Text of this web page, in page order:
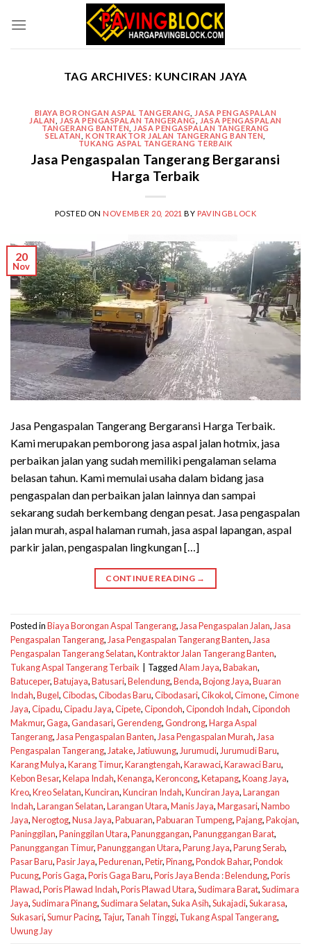
TAG ARCHIVES: KUNCIRAN JAYA
BIAYA BORONGAN ASPAL TANGERANG
JASA PENGASPALAN
JALAN
JASA PENGASPALAN TANGERANG
JASA PENGASPALAN
TANGERANG BANTEN
JASA PENGASPALAN TANGERANG
SELATAN
KONTRAKTOR JALAN TANGERANG BANTEN
TUKANG ASPAL TANGERANG TERBAIK
Jasa Pengaspalan Tangerang Bergaransi
Harga Terbaik
POSTED ON NOVEMBER 20, 2021 BY PAVINGBLOCK
20
Nov
Jasa Pengaspalan Tangerang Bergaransi Harga Terbaik.
Kami merupakan pemborong jasa aspal jalan hotmix, jasa
perbaikan jalan yang sudah memiliki pengalaman selama
belasan tahun. Kami memulai usaha dalam bidang jasa
pengaspalan dan perbaikan jalan lainnya dan sampai
sekarang sudah berkembang dengan pesat. Jasa pengaspalan
jalan murah, aspal halaman rumah, jasa aspal lapangan, aspal
parkir jalan, pengaspalan lingkungan […]
CONTINUE READING →
Posted inBiaya Borongan Aspal Tangerang,Jasa Pengaspalan Jalan,Jasa
Pengaspalan Tangerang,Jasa Pengaspalan Tangerang Banten,Jasa
Pengaspalan Tangerang Selatan,Kontraktor Jalan Tangerang Banten,
Tukang Aspal Tangerang Terbaik
TaggedAlam Jaya,Babakan,
Batuceper,Batujaya,Batusari,Belendung,Benda,Bojong Jaya,Buaran
Indah,Bugel,Cibodas,Cibodas Baru,Cibodasari,Cikokol,Cimone,Cimone
Jaya,Cipadu,Cipadu Jaya,Cipete,Cipondoh,Cipondoh Indah,Cipondoh
Makmur,Gaga,Gandasari,Gerendeng,Gondrong,Harga Aspal
Tangerang,Jasa Pengaspalan Banten,Jasa Pengaspalan Murah,Jasa
Pengaspalan Tangerang,Jatake,Jatiuwung,Jurumudi,Jurumudi Baru,
Karang Mulya,Karang Timur,Karangtengah,Karawaci,Karawaci Baru,
Kebon Besar,Kelapa Indah,Kenanga,Keroncong,Ketapang,Koang Jaya,
Kreo,Kreo Selatan,Kunciran,Kunciran Indah,Kunciran Jaya,Larangan
Indah,Larangan Selatan,Larangan Utara,Manis Jaya,Margasari,Nambo
Jaya,Nerogtog,Nusa Jaya,Pabuaran,Pabuaran Tumpeng,Pajang,Pakojan,
Paninggilan,Paninggilan Utara,Panunggangan,Panunggangan Barat,
Panunggangan Timur,Panunggangan Utara,Parung Jaya,Parung Serab,
Pasar Baru,Pasir Jaya,Pedurenan,Petir,Pinang,Pondok Bahar,Pondok
Pucung,Poris Gaga,Poris Gaga Baru,Poris Jaya Benda : Belendung,Poris
Plawad,Poris Plawad Indah,Poris Plawad Utara,Sudimara Barat,Sudimara
Jaya,Sudimara Pinang,Sudimara Selatan,Suka Asih,Sukajadi,Sukarasa,
Sukasari,Sumur Pacing, Tajur, Tanah Tinggi, Tukang Aspal Tangerang,
Uwung Jay